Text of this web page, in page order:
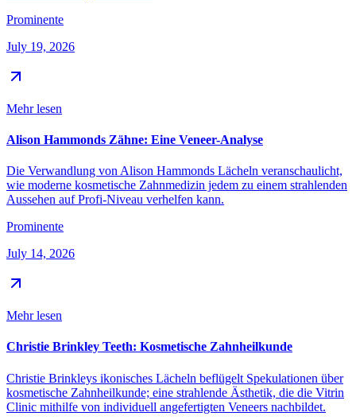
Prominente
July 19, 2026
Mehr lesen
Alison Hammonds Zähne: Eine Veneer-Analyse
Die Verwandlung von Alison Hammonds Lächeln veranschaulicht,
wie moderne kosmetische Zahnmedizin jedem zu einem strahlenden
Aussehen auf Profi-Niveau verhelfen kann.
Prominente
July 14, 2026
Mehr lesen
Christie Brinkley Teeth: Kosmetische Zahnheilkunde
Christie Brinkleys ikonisches Lächeln beflügelt Spekulationen über
kosmetische Zahnheilkunde; eine strahlende Ästhetik, die die Vitrin
Clinic mithilfe von individuell angefertigten Veneers nachbildet.